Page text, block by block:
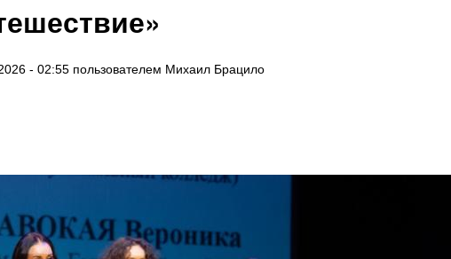
- 02:55 пользователем Михаил Брацило